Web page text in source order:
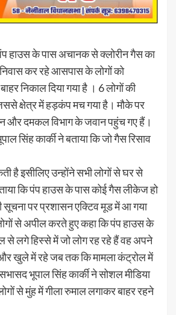
हाउस के पास अचानक से क्लोरीन गैस का
निवास कर रहे आसपास के लोगों को
निकाल दिया गया है । 6 लोगों की
क्षेत्र में हड़कंप मच गया है। मौके पर
दमकल विभाग के जवान पहुंच गए हैं।
सिंह कार्की ने बताया कि जो गैस रिसाव
है इसीलिए उन्होंने सभी लोगों से घर से
कि पंप हाउस के पास कोई गैस लीकेज हो
सूचना पर प्रशासन एक्टिव मूड में आ गया
से अपील करते हुए कहा कि पंप हाउस के
लगे हिस्से में जो लोग रह रहे हैं वह अपने
खुले में रहे जब तक कि मामला कंट्रोल में
भूपाल सिंह कार्की ने सोशल मीडिया
से मुंह में गीला रुमाल लगाकर बाहर रहने